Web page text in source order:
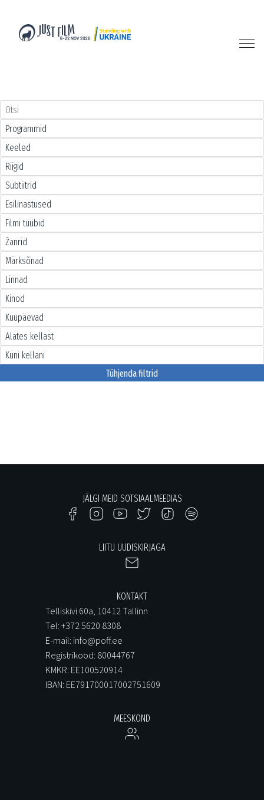
Tühjenda filtrid
JÄLGI MEID SOTSIAALMEEDIAS
LIITU UUDISKIRJAGA
KONTAKT
Telliskivi 60a, 10412 Tallinn
Tel: +372 5620 8308
E-mail: info@poff.ee
Registrikood: 80044767
KMKR: EE100520914
IBAN: EE791700017002751609
MEESKOND